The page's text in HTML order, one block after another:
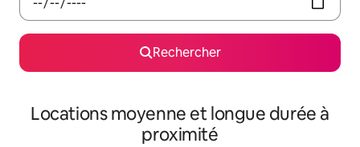
Rechercher
Locations moyenne et longue durée à
proximité